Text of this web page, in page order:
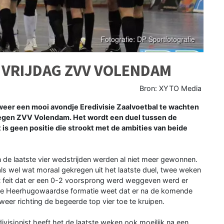
ZVV VOLENDAM
Bron: XYTO Media
een mooi avondje Eredivisie Zaalvoetbal te wachten
ZVV Volendam. Het wordt een duel tussen de
geen positie die strookt met de ambities van beide
laatste vier wedstrijden werden al niet meer gewonnen.
wel wat moraal gekregen uit het laatste duel, twee weken
dat er een 0-2 voorsprong werd weggeven werd er
Heerhugowaardse formatie weet dat er na de komende
richting de begeerde top vier toe te kruipen.
heeft het de laatste weken ook moeilijk na een